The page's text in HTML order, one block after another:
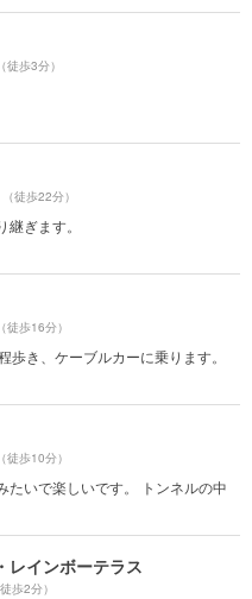
（徒歩3分）
（徒歩22分）
ぎます。
（徒歩16分）
き、ケーブルカーに乗ります。
（徒歩10分）
たいで楽しいです。 トンネルの中
レインボーテラス
徒歩2分）